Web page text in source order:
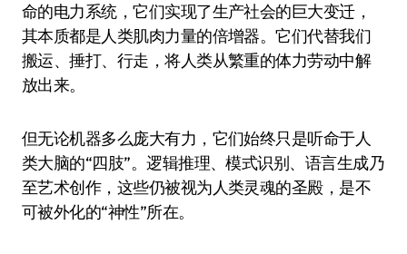
命的电力系统，它们实现了生产社会的巨大变迁，
其本质都是人类肌肉力量的倍增器。它们代替我们
搬运、捶打、行走，将人类从繁重的体力劳动中解
放出来。
但无论机器多么庞大有力，它们始终只是听命于人
类大脑的“四肢”。逻辑推理、模式识别、语言生成乃
至艺术创作，这些仍被视为人类灵魂的圣殿，是不
可被外化的“神性”所在。